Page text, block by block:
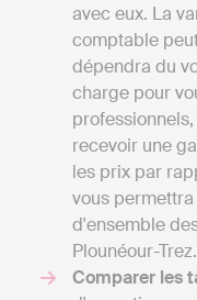
avec eux. La
comptable
dépendra du
charge pour
recevoir une
les prix par
vous
d'ensemble
Plounéour-Trez.
Comparer les